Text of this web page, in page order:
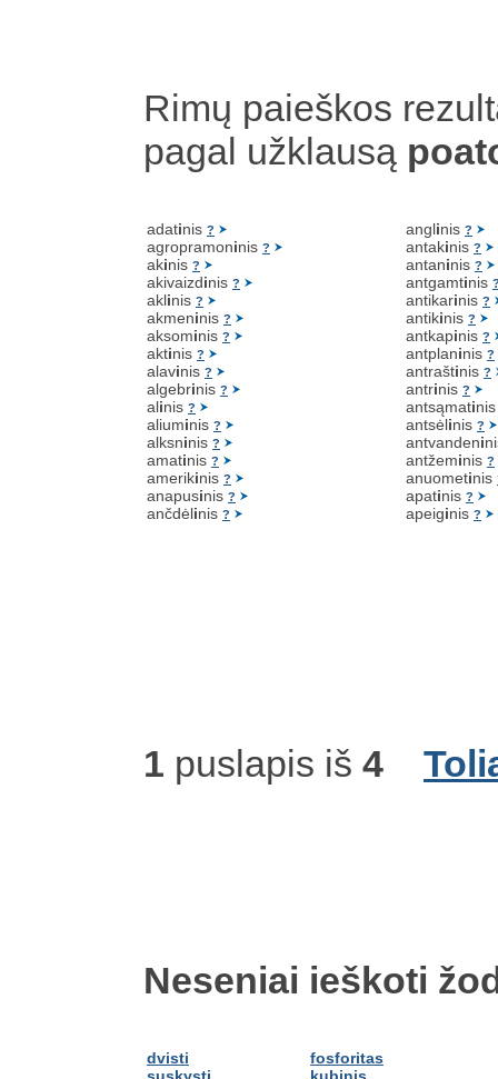
Rimų paieškos
pagal užklausą
adatinis ?
agropramoninis ?
akinis ?
akivaizdinis ?
aklinis ?
akmeninis ?
aksominis ?
aktinis ?
alavinis ?
algebrinis ?
alinis ?
aliuminis ?
alksninis ?
amatinis ?
amerikinis ?
anapusinis ?
ančdėlinis ?
anglinis ?
antakinis ?
antaninis ?
antgamtinis
antikarinis ?
antikinis ?
antkapinis ?
antplaninis ?
antraštinis ?
antrinis ?
antsąmati
antsėlinis ?
antvandeni
antžeminis ?
anuometinis
apatinis ?
apeiginis ?
1 puslapis iš 4
Neseniai ieškoti
dvisti
suskysti
fosforitas
kubinis